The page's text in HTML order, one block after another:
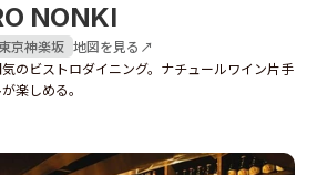
NONKI
東京神楽坂 地図を見る↗
のビストロダイニング。ナチュールワイン片手
楽しめる。